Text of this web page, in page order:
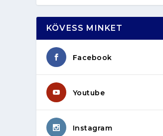
KÖVESS MINKET
Facebook
Youtube
Instagram